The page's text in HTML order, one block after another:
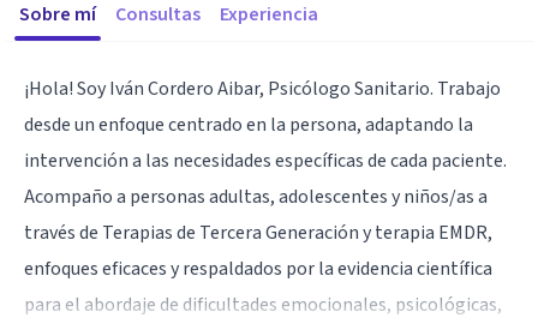
Sobre mí Consultas Experiencia
¡Hola! Soy Iván Cordero Aibar, Psicólogo Sanitario. Trabajo
desde un enfoque centrado en la persona, adaptando la
intervención a las necesidades específicas de cada paciente.
Acompaño a personas adultas, adolescentes y niños/as a
través de Terapias de Tercera Generación y terapia EMDR,
enfoques eficaces y respaldados por la evidencia científica
para el abordaje de dificultades emocionales, psicológicas,